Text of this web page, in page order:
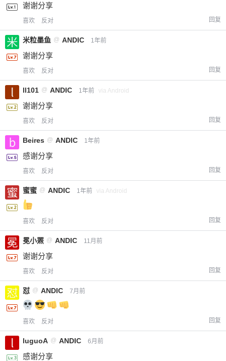
谢谢分享
喜欢 反对 回复
米粒墨鱼 @ ANDIC 1年前
谢谢分享
喜欢 反对 回复
ll101 @ ANDIC 1年前 via Android
谢谢分享
喜欢 反对 回复
Beires @ ANDIC 1年前
感谢分享
喜欢 反对 回复
蜜蜜 @ ANDIC 1年前 via Android
喜欢 反对 回复
冕小罴 @ ANDIC 11月前
谢谢分享
喜欢 反对 回复
怼 @ ANDIC 7月前
喜欢 反对 回复
luguoA @ ANDIC 6月前
感谢分享